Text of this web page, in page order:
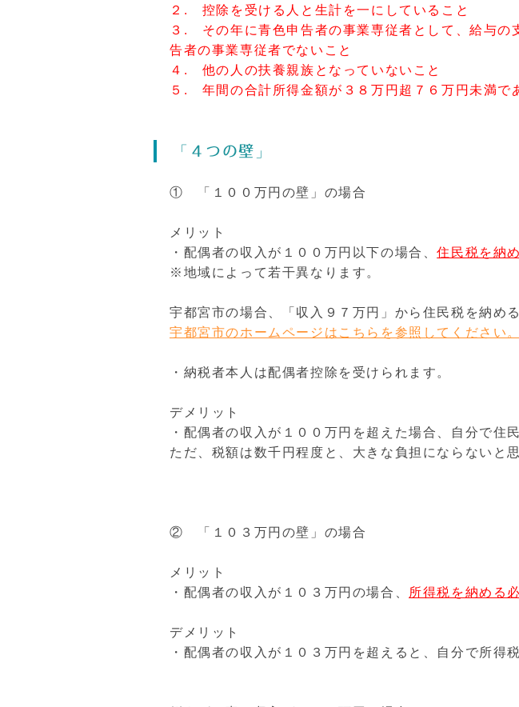
２. 控除を受ける人と生計を一にしていること
３. その年に青色申告者の事業専従者として、給与の
告者の事業専従者でないこと
４. 他の人の扶養親族となっていないこと
５. 年間の合計所得金額が３８万円超７６万円未満で
「４つの壁」
① 「１００万円の壁」の場合
メリット
・配偶者の収入が１００万円以下の場合、住民税を納
※地域によって若干異なります。
宇都宮市の場合、「収入９７万円」から住民税を納め
宇都宮市のホームページはこちらを参照してください。
・納税者本人は配偶者控除を受けられます。
デメリット
・配偶者の収入が１００万円を超えた場合、自分で住
ただ、税額は数千円程度と、大きな負担にならないと
② 「１０３万円の壁」の場合
メリット
・配偶者の収入が１０３万円の場合、
所得税を納める
デメリット
・配偶者の収入が１０３万円を超えると、自分で所得